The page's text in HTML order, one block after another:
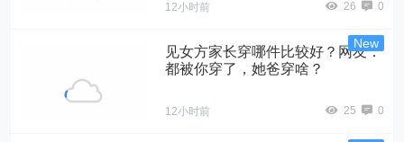
12小时前 26 0
见女方家长穿哪件比较好？网友：
都被你穿了，她爸穿啥？
12小时前 25 0